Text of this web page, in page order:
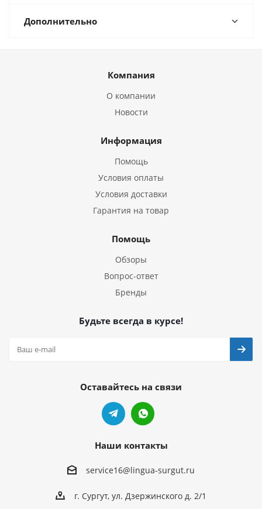
Дополнительно
Компания
О компании
Новости
Информация
Помощь
Условия оплаты
Условия доставки
Гарантия на товар
Помощь
Обзоры
Вопрос-ответ
Бренды
Будьте всегда в курсе!
Оставайтесь на связи
Наши контакты
service16@lingua-surgut.ru
г. Сургут, ул. Дзержинского д. 2/1